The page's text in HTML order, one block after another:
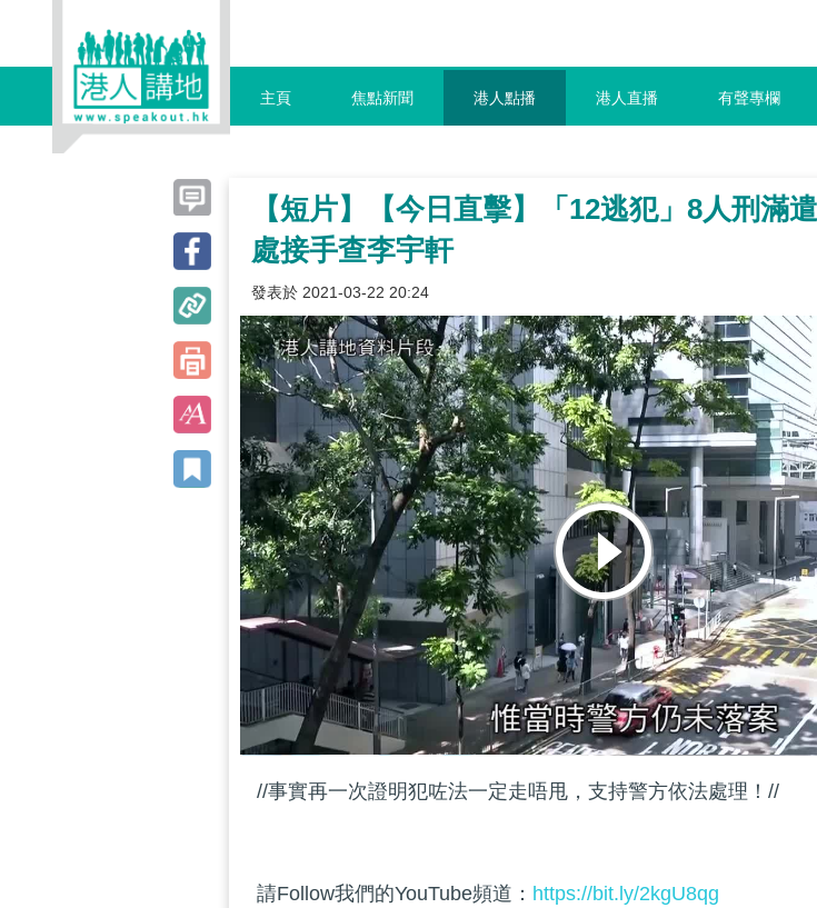
主頁 焦點新聞 港人點播 港人直播 有聲專欄
【短片】【今日直擊】「12逃犯」8人刑滿
處接手查李宇軒
發表於 2021-03-22 20:24
//事實再一次證明犯咗法一定走唔甩，支持警方依法處理！//
請Follow我們的YouTube頻道： https://bit.ly/2kgU8qg